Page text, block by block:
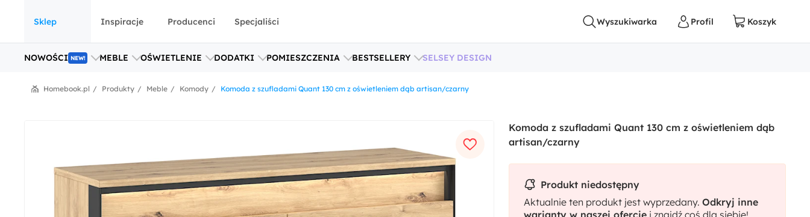
Sklep
NOWOŚCI NEW! MEBLE OŚWIETLENIE DODATKI POMIESZCZENIA BESTSELLERY SELSEY DESIGN
Inspiracje Producenci Specjaliści
Komoda z szufladami Quant 130 cm z oświetleniem dąb artisan/czarny
Komody
Meble
Produkty
Homebook.pl
Komoda z szufladami Quant 130 cm z oświetleniem dąb
artisan/czarny
Produkt niedostępny
Aktualnie ten produkt jest wyprzedany. Odkryj inne
warianty w naszej ofercie i znajdź coś dla siebie!